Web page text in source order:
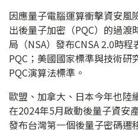
因應量子電腦運算衝擊資安風
出後量子加密（PQC）的過
局（NSA）發布CNSA 2.0時
PQC；美國國家標準與技術
PQC演算法標準。
歐盟、加拿大、日本今年也陸
在2024年5月啟動後量子資安
發布台灣第一個後量子密碼遷